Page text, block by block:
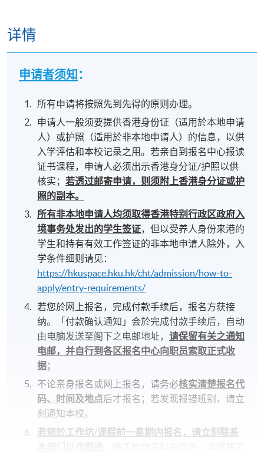
详情
申请者须知 ：
所有申请将按照先到先得的原则办理。
申请人一般须要提供香港身份证（适用於本地申请
人）或护照（适用於非本地申请人）的信息，以供
入学评估和本校记录之用。若亲自到报名中心报读
证书课程，申请人必须出示香港身分证/护照以供
核实；若透过邮寄申请，则须附上香港身分证或护
照的副本。
所有非本地申请人均须取得香港特别行政区政府入
境事务处发出的学生签证，但以受养人身份来港的
学生和持有有效工作签证的非本地申请人除外，入
学条件细则请见：
https://hkuspace.hku.hk/cht/admission/how-to-
apply/entry-requirements/
若您於网上报名，完成付款手续后，报名方获接
纳。「付款确认通知」会於完成付款手续后，自动
由电脑发送至阁下之电邮地址，请保留有关之通知
电邮，并自行到各区报名中心向职员索取正式收
据；
不论亲身报名或网上报名，请务必核实清楚报名代
码、时间及地点后才报名；若发现报错班别，请立
刻通知本校。
若您於工作坊/课程前一星期内报名，请立刻联系